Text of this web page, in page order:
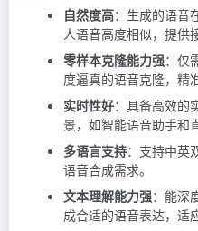
自然度高：生成的语音
人语音高度相似，提供
零样本克隆能力强：仅
度逼真的语音克隆，精
实时性好：具备高效的
景，如智能语音助手和
多语言支持：支持中英
语音合成需求。
文本理解能力强：能深
成合适的语音表达，适